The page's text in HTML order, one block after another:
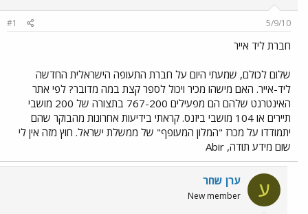
ו
ש
א
ר
5/9/10
#1
חברת ליד אייר
שלום לכולם, שמעתי היום על חברת התעופה הישראלית החדשה
ליד-אייר. האם מישהו מכיר ויכול לספר קצת במה מדובר? לפי אתר
האינטרנט שלהם הם מפעילים 767-200 בתצורה של 200 מושבי
תיירים או 104 מושבי ביזנס. קראתי בידיעות אחרונות מהבוקר שהם
יתמודדו על מכרז "המלון המעופף" של ממשלת ישראל. חוץ מזה אין לי
שום מידע תודה, Abir
ע ערן שחר
New member